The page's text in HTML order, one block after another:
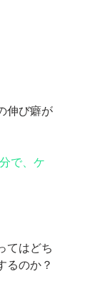
伸び癖が
で、ケ
てはどち
るのか？